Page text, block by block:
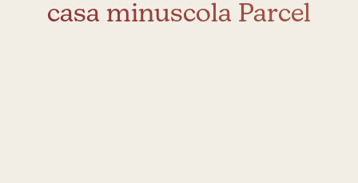
casa minuscola Parcel